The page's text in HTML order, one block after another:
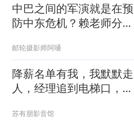
中巴之间的军演就是在预
防中东危机？赖老师分析
邮轮摄影师阿嗵
降薪名单有我，我默默走
人，经理追到电梯口，见
苏有朋影音馆